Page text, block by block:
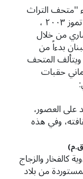
إنشاء ''متحف التراث
اللبناني'' في مدينة جونيه بتاريخ ١٨ تموز ٢٠٠٣ ،
من خلال
بدءاً من
ويتألف المتحف
حقبات
على العصور،
وفي هذه
كالفخار والزجاج
من بلاد